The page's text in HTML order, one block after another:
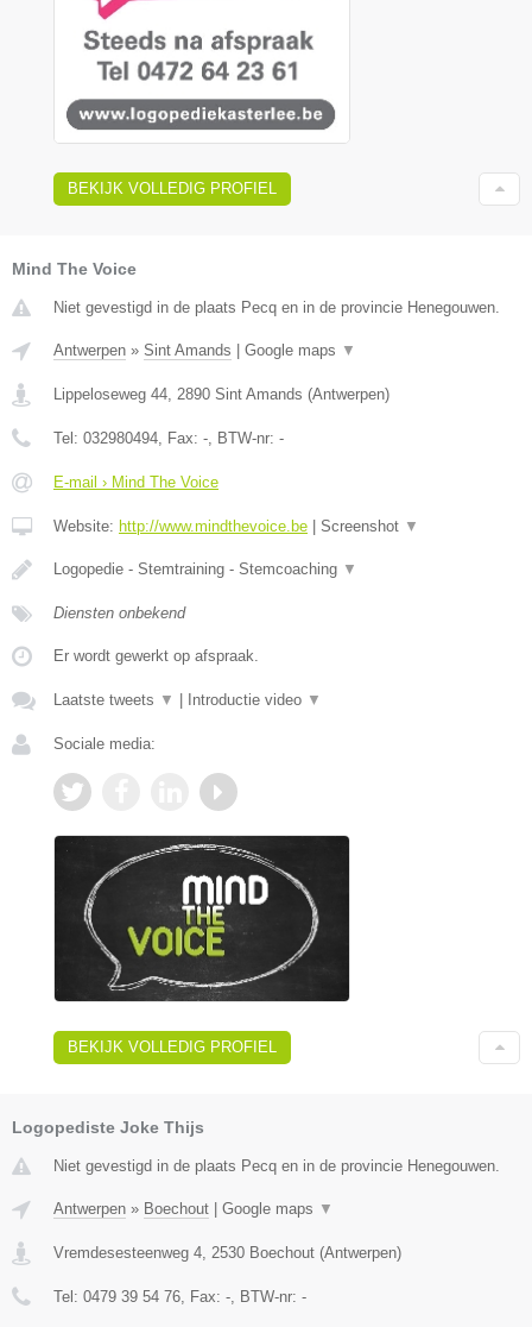
BEKIJK VOLLEDIG PROFIEL
Mind The Voice
Niet gevestigd in de plaats Pecq en in de provincie Henegouwen.
Antwerpen » Sint Amands Google maps ▼
Lippeloseweg 44 2890 Sint Amands (Antwerpen)
Tel: 032980494 , Fax: - , BTW-nr: -
E-mail › Mind The Voice
Website: http://www.mindthevoice.be Screenshot ▼
Logopedie - Stemtraining - Stemcoaching ▼
Diensten onbekend
Er wordt gewerkt op afspraak.
Laatste tweets ▼ Introductie video ▼
Sociale media:
BEKIJK VOLLEDIG PROFIEL
Logopediste Joke Thijs
Niet gevestigd in de plaats Pecq en in de provincie Henegouwen.
Antwerpen » Boechout | Google maps ▼
Vremdesesteenweg 4 2530 Boechout (Antwerpen)
Tel: 0479 39 54 76 , Fax: - , BTW-nr: -